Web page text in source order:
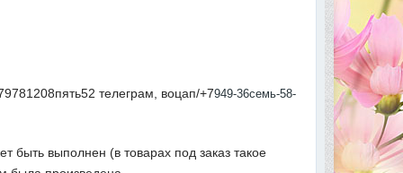
телеграм, воцап/+7949-36семь-58-
быть выполнен (в товарах под заказ такое